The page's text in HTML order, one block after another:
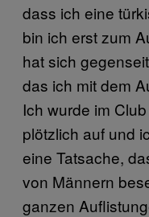
dass ich eine
bin ich erst zum
hat sich
das ich mit dem
Ich wurde im
plötzlich auf und
eine Tatsache,
von Männern
ganzen